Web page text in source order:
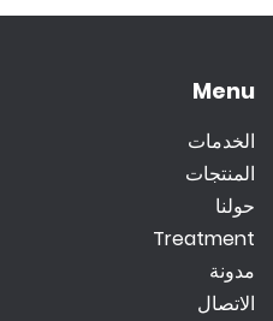
Menu
الخدمات
المنتجات
حولنا
Treatment
مدونة
الاتصال